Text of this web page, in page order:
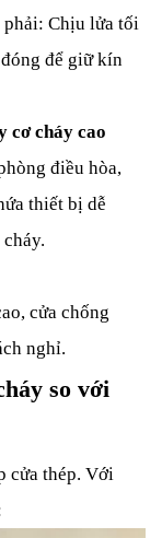
phải: Chịu lửa tối
để giữ kín
cơ cháy cao
điều hòa,
thiết bị dễ
cửa chống
nghỉ.
so với
cửa thép. Với